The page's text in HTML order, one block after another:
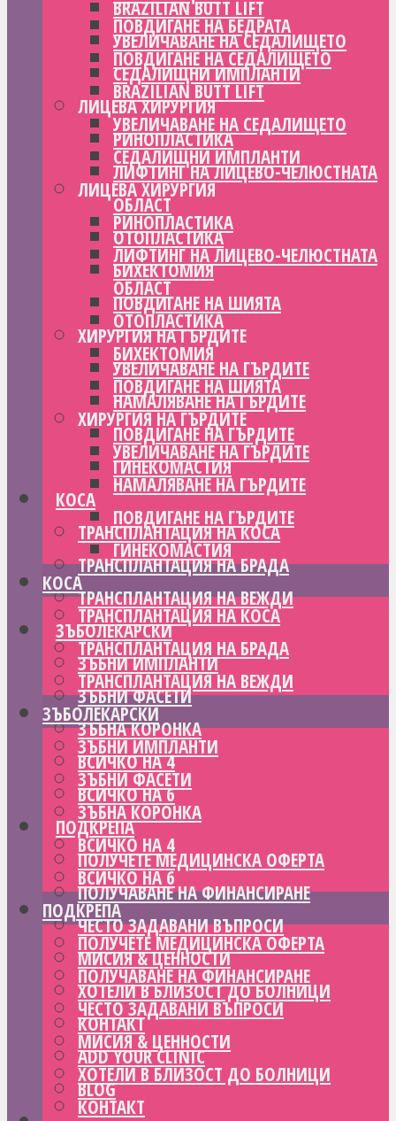
BRAZILIAN BUTT LIFT
УВЕЛИЧАВАНЕ НА СЕДАЛИЩЕТО
СЕДАЛИЩНИ ИМПЛАНТИ
ЛИЦЕВА ХИРУРГИЯ
РИНОПЛАСТИКА
ЛИФТИНГ НА ЛИЦЕВО-ЧЕЛЮСТНАТА
ОБЛАСТ
ОТОПЛАСТИКА
БИХЕКТОМИЯ
ПОВДИГАНЕ НА ШИЯТА
ХИРУРГИЯ НА ГЪРДИТЕ
УВЕЛИЧАВАНЕ НА ГЪРДИТЕ
НАМАЛЯВАНЕ НА ГЪРДИТЕ
ПОВДИГАНЕ НА ГЪРДИТЕ
ГИНЕКОМАСТИЯ
КОСА
ТРАНСПЛАНТАЦИЯ НА КОСА
ТРАНСПЛАНТАЦИЯ НА БРАДА
ТРАНСПЛАНТАЦИЯ НА ВЕЖДИ
ЗЪБОЛЕКАРСКИ
ЗЪБНИ ИМПЛАНТИ
ЗЪБНИ ФАСЕТИ
ЗЪБНА КОРОНКА
ВСИЧКО НА 4
ВСИЧКО НА 6
ПОДКРЕПА
ПОЛУЧЕТЕ МЕДИЦИНСКА ОФЕРТА
ПОЛУЧАВАНЕ НА ФИНАНСИРАНЕ
ЧЕСТО ЗАДАВАНИ ВЪПРОСИ
МИСИЯ & ЦЕННОСТИ
ХОТЕЛИ В БЛИЗОСТ ДО БОЛНИЦИ
КОНТАКТ
ADD YOUR CLINIC
BLOG
ПОВДИГАНЕ НА БЕДРАТА
ПОВДИГАНЕ НА СЕДАЛИЩЕТО
BRAZILIAN BUTT LIFT
УВЕЛИЧАВАНЕ НА СЕДАЛИЩЕТО
СЕДАЛИЩНИ ИМПЛАНТИ
ЛИЦЕВА ХИРУРГИЯ
РИНОПЛАСТИКА
ЛИФТИНГ НА ЛИЦЕВО-ЧЕЛЮСТНАТА
ОБЛАСТ
ОТОПЛАСТИКА
БИХЕКТОМИЯ
ПОВДИГАНЕ НА ШИЯТА
ХИРУРГИЯ НА ГЪРДИТЕ
УВЕЛИЧАВАНЕ НА ГЪРДИТЕ
НАМАЛЯВАНЕ НА ГЪРДИТЕ
ПОВДИГАНЕ НА ГЪРДИТЕ
ГИНЕКОМАСТИЯ
КОСА
ТРАНСПЛАНТАЦИЯ НА КОСА
ТРАНСПЛАНТАЦИЯ НА БРАДА
ТРАНСПЛАНТАЦИЯ НА ВЕЖДИ
ЗЪБОЛЕКАРСКИ
ЗЪБНИ ИМПЛАНТИ
ЗЪБНИ ФАСЕТИ
ЗЪБНА КОРОНКА
ВСИЧКО НА 4
ВСИЧКО НА 6
ПОДКРЕПА
ПОЛУЧЕТЕ МЕДИЦИНСКА ОФЕРТА
ПОЛУЧАВАНЕ НА ФИНАНСИРАНЕ
ЧЕСТО ЗАДАВАНИ ВЪПРОСИ
МИСИЯ & ЦЕННОСТИ
ХОТЕЛИ В БЛИЗОСТ ДО БОЛНИЦИ
КОНТАКТ